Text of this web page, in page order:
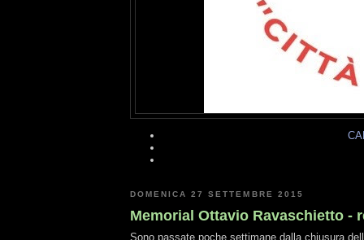
DOMENICA 27 SETTEMBRE 2015
Memorial Ottavio Ravaschietto -
Sono passate poche settimane dalla chiusura